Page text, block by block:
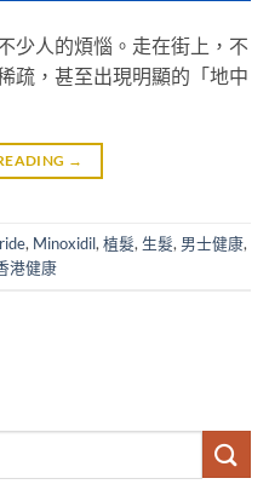
少人的煩惱。走在街上，不
疏，甚至出現明顯的「地中
→
, Minoxidil,植髮,生髮, 男士健康,
港健康